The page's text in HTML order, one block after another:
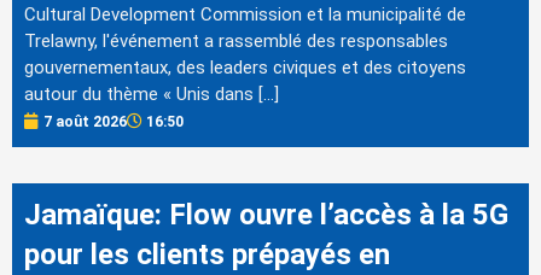
Cultural Development Commission et la municipalité de
Trelawny, l'événement a rassemblé des responsables
gouvernementaux, des leaders civiques et des citoyens
autour du thème « Unis dans […]
7 août 2026 16:50
Jamaïque: Flow ouvre l’accès à la 5G
pour les clients prépayés en